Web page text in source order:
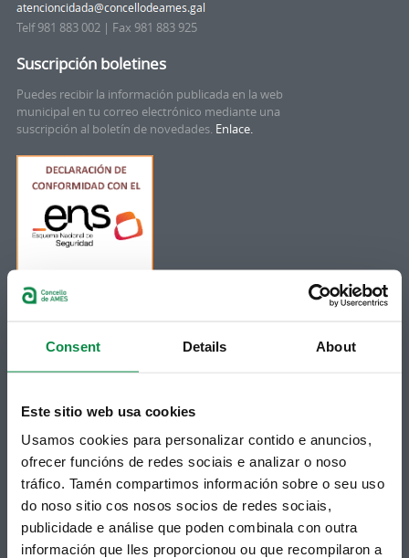
Consent Details About
Este sitio web usa cookies
Usamos cookies para personalizar contido e anuncios,
ofrecer funcións de redes sociais e analizar o noso
tráfico. Tamén compartimos información sobre o seu uso
do noso sitio cos nosos socios de redes sociais,
publicidade e análise que poden combinala con outra
información que lles proporcionou ou que recompilaron a
Telf 981 883 002 | Fax 981 883 925
Suscripción boletines
Puedes recibir la información publicada en la web
municipal en tu correo electrónico mediante una
suscripción al boletín de novedades. Enlace.
Síguenos
Facebook
Youtube
Instagram
Política de privacidad
Politicas de Cookies